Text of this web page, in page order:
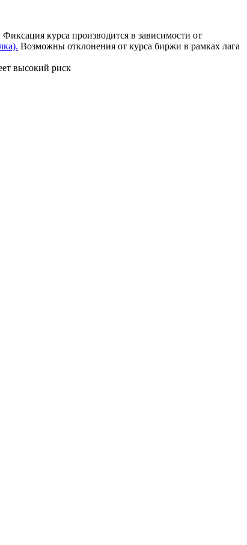
курса производится в зависимости от
Возможны отклонения от курса биржи в рамках лага
высокий риск